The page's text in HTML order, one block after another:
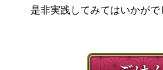
是非実践してみてはいかがで